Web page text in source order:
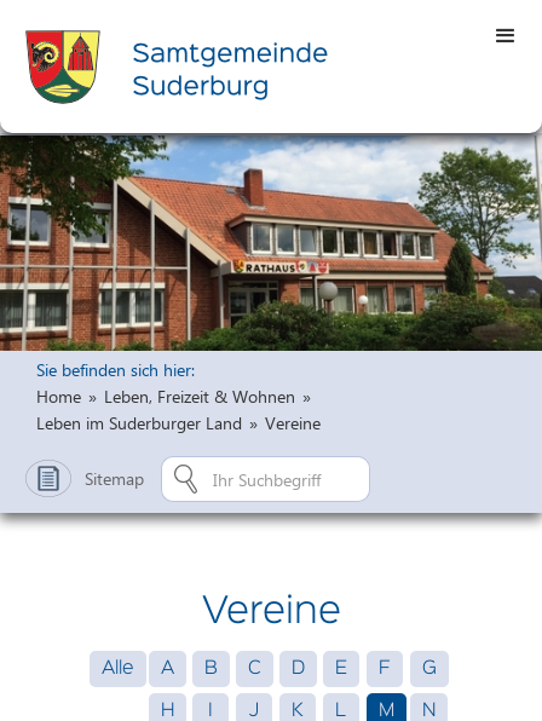
Sie befinden sich hier:
Home » Leben, Freizeit & Wohnen »
Leben im Suderburger Land » Vereine
Sitemap
Vereine
Alle A B C D E F G
H J K L M N